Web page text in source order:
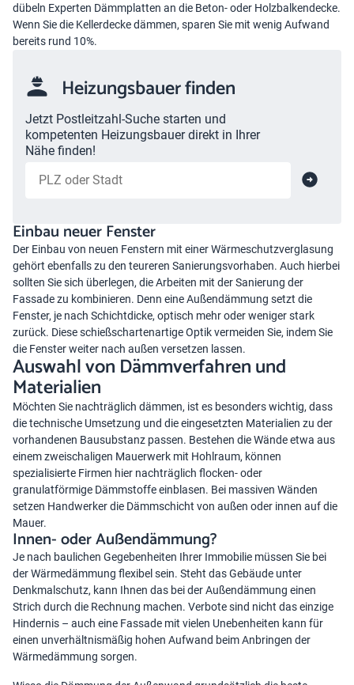
dübeln Experten Dämmplatten an die Beton- oder Holzbalkendecke.
Wenn Sie die Kellerdecke dämmen, sparen Sie mit wenig Aufwand
bereits rund 10%.
Heizungsbauer finden
Jetzt Postleitzahl-Suche starten und
kompetenten Heizungsbauer direkt in Ihrer
Nähe finden!
Einbau neuer Fenster
Der Einbau von neuen Fenstern mit einer Wärmeschutzverglasung
gehört ebenfalls zu den teureren Sanierungsvorhaben. Auch hierbei
sollten Sie sich überlegen, die Arbeiten mit der Sanierung der
Fassade zu kombinieren. Denn eine Außendämmung setzt die
Fenster, je nach Schichtdicke, optisch mehr oder weniger stark
zurück. Diese schießschartenartige Optik vermeiden Sie, indem Sie
die Fenster weiter nach außen versetzen lassen.
Auswahl von Dämmverfahren und
Materialien
Möchten Sie nachträglich dämmen, ist es besonders wichtig, dass
die technische Umsetzung und die eingesetzten Materialien zu der
vorhandenen Bausubstanz passen. Bestehen die Wände etwa aus
einem zweischaligen Mauerwerk mit Hohlraum, können
spezialisierte Firmen hier nachträglich flocken- oder
granulatförmige Dämmstoffe einblasen. Bei massiven Wänden
setzen Handwerker die Dämmschicht von außen oder innen auf die
Mauer.
Innen- oder Außendämmung?
Je nach baulichen Gegebenheiten Ihrer Immobilie müssen Sie bei
der Wärmedämmung flexibel sein. Steht das Gebäude unter
Denkmalschutz, kann Ihnen das bei der Außendämmung einen
Strich durch die Rechnung machen. Verbote sind nicht das einzige
Hindernis – auch eine Fassade mit vielen Unebenheiten kann für
einen unverhältnismäßig hohen Aufwand beim Anbringen der
Wärmedämmung sorgen.